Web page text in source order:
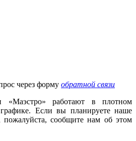
через форму обратной связи
«Маэстро» работают в плотном
графике. Если вы планируете наше
пожалуйста, сообщите нам об этом